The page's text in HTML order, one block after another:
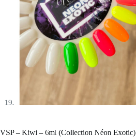
VSP – Kiwi – 6ml (Collection Néon Exotic)